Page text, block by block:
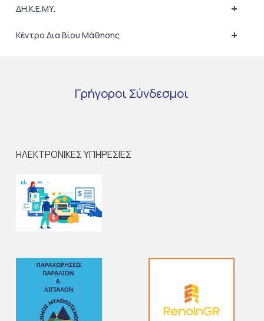
+
ΔΗ.Κ.Ε.ΜΥ.
+
Κέντρο Δια Βίου Μάθησης
Γρήγοροι Σύνδεσμοι
ΗΛΕΚΤΡΟΝΙΚΕΣ ΥΠΗΡΕΣΙΕΣ